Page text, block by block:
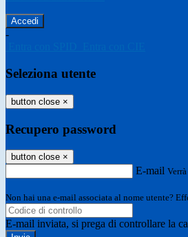
-
Seleziona utente
button close ×
Recupero password
button close ×
E-mail
Non hai una e-mail associata al nome utente?
E-mail inviata, si prega di controllare la